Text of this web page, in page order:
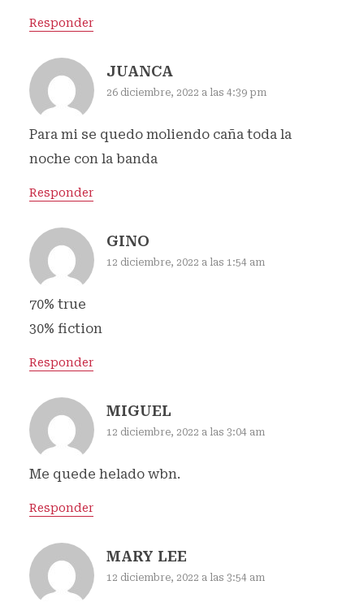
Responder
JUANCA
26 diciembre, 2022 a las 4:39 pm
Para mi se quedo moliendo caña toda la
noche con la banda
Responder
GINO
12 diciembre, 2022 a las 1:54 am
70% true
30% fiction
Responder
MIGUEL
12 diciembre, 2022 a las 3:04 am
Me quede helado wbn.
Responder
MARY LEE
12 diciembre, 2022 a las 3:54 am